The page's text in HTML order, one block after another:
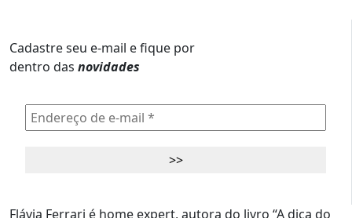
Cadastre seu e-mail e fique por
dentro das novidades
Flávia Ferrari é home expert, autora do livro “A dica do